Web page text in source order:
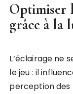
Optimiser
grâce à la
L’éclairage ne
le jeu : il
perception des